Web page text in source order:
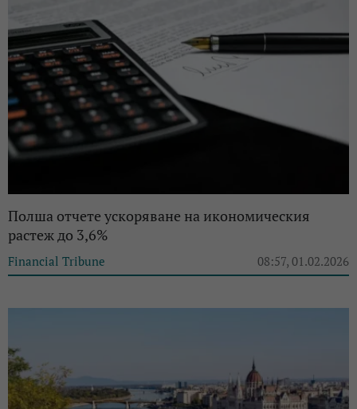
Полша отчете ускоряване на икономическия
растеж до 3,6%
Financial Tribune 08:57, 01.02.2026